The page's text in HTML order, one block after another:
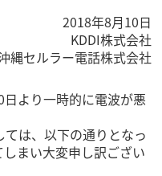
2018年8月10日
KDDI株式会社
縄セルラー電話株式会社
より一時的に電波が悪
は、以下の通りとなっ
まい大変申し訳ござい